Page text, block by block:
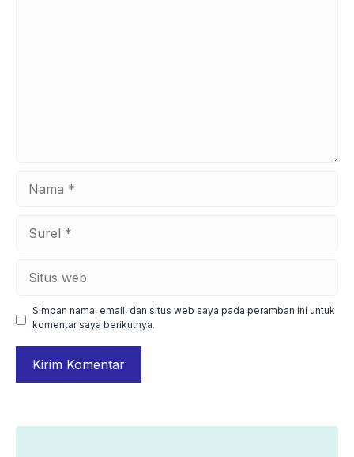
web
Simpan nama, email, dan situs web saya pada peramban ini untuk
komentar saya berikutnya.